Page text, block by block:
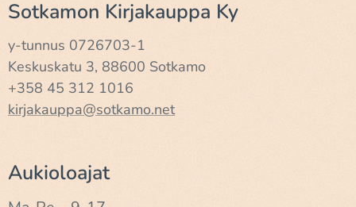
Sotkamon Kirjakauppa Ky
y-tunnus 0726703-1
Keskuskatu 3, 88600 Sotkamo
+358 45 312 1016
kirjakauppa@sotkamo.net
Aukioloajat